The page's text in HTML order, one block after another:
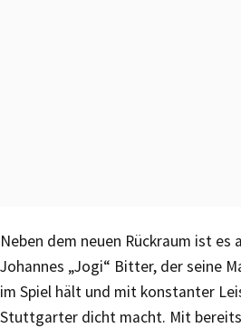
Neben dem neuen Rückraum ist es
Johannes „Jogi“ Bitter, der seine
im Spiel hält und mit konstanter
Stuttgarter dicht macht. Mit